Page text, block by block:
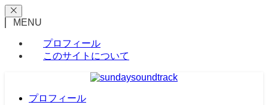
MENU
プロフィール
このサイトについて
プロフィール